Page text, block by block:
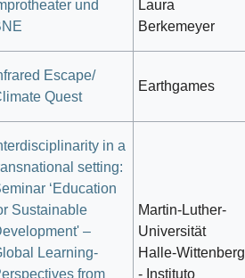
und
Laura
Berkemeyer
Escape/
Quest
Earthgames
in a
setting:
‘Education
Sustainable
–
Learning-
from
Martin-Luther-
Universität
Halle-Wittenberg
- Instituto